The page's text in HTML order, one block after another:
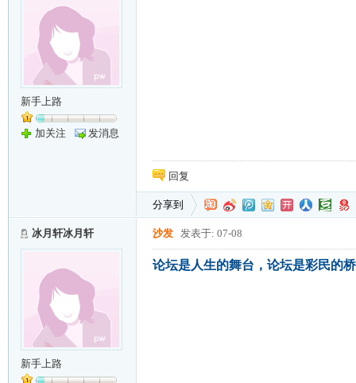
新手上路
加关注 发消息
回复
分享到
冰月轩冰月轩
新手上路
沙发 发表于: 07-08
论坛是人生的舞台，论坛是彩民的